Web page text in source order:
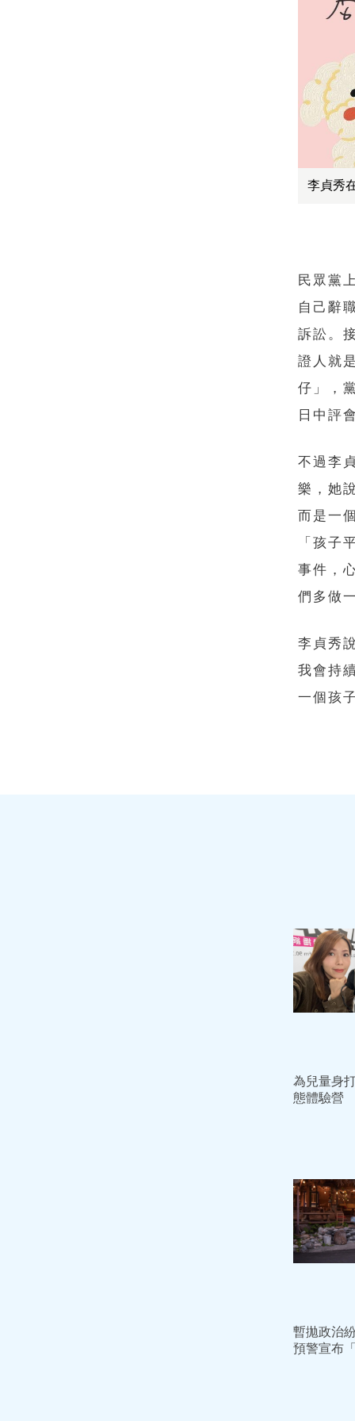
李貞秀
民眾黨
自己辭
訴訟。
證人就
仔」，
日中評
不過李
樂，她
而是一
「孩子
事件，
們多做
李貞秀
我會持
一個孩
為兒量身
態體驗營
暫拋政治
預警宣布